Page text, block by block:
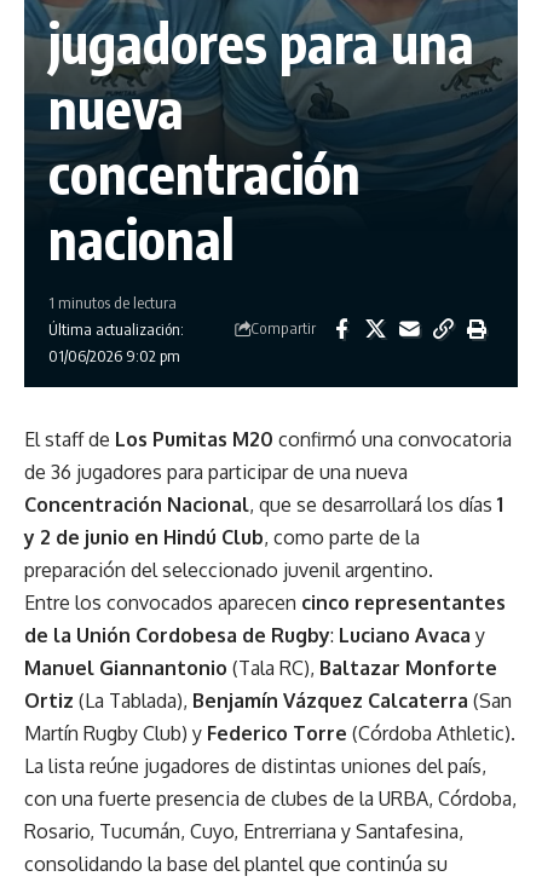
jugadores para una
nueva
concentración
nacional
Última actualización:
01/06/2026 9:02 pm
1 minutos de lectura
Compartir
El staff de Los Pumitas M20 confirmó una convocatoria
de 36 jugadores para participar de una nueva
Concentración Nacional, que se desarrollará los días 1
y 2 de junio en Hindú Club, como parte de la
preparación del seleccionado juvenil argentino.
Entre los convocados aparecen cinco representantes
de la Unión Cordobesa de Rugby: Luciano Avaca y
Manuel Giannantonio (Tala RC), Baltazar Monforte
Ortiz (La Tablada), Benjamín Vázquez Calcaterra (San
Martín Rugby Club) y Federico Torre (Córdoba Athletic).
La lista reúne jugadores de distintas uniones del país,
con una fuerte presencia de clubes de la URBA, Córdoba,
Rosario, Tucumán, Cuyo, Entrerriana y Santafesina,
consolidando la base del plantel que continúa su